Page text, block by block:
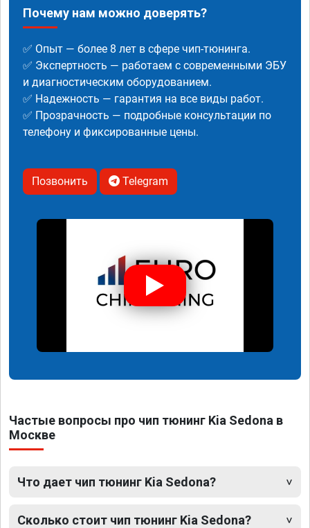
Почему нам можно доверять?
✅ Опыт — более 8 лет в сфере чип-тюнинга.
✅ Экспертность — работаем с современными ЭБУ
и диагностическим оборудованием.
✅ Надежность — гарантия на все виды работ.
✅ Прозрачность — подробные консультации по
телефону и фиксированные цены.
Позвонить Telegram
Частые вопросы про чип тюнинг Kia Sedona в
Москве
Что дает чип тюнинг Kia Sedona?
Сколько стоит чип тюнинг Kia Sedona?